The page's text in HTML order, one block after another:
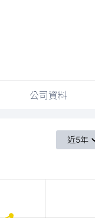
公司資料
近5年